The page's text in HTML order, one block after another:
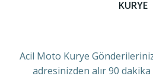
KURYE
Acil Moto Kurye
adresinizden alır 90